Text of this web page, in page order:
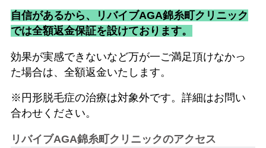
自信があるから、リバイブAGA錦糸町クリニック
では全額返金保証を設けております。
効果が実感できないなど万が一ご満足頂けなかっ
た場合は、全額返金いたします。
※円形脱毛症の治療は対象外です。詳細はお問い
合わせください。
リバイブAGA錦糸町クリニックのアクセス